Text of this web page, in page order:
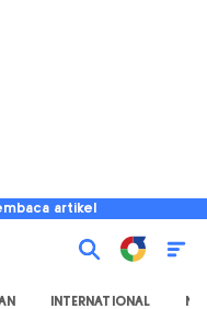
artikel
INTERNATIONAL